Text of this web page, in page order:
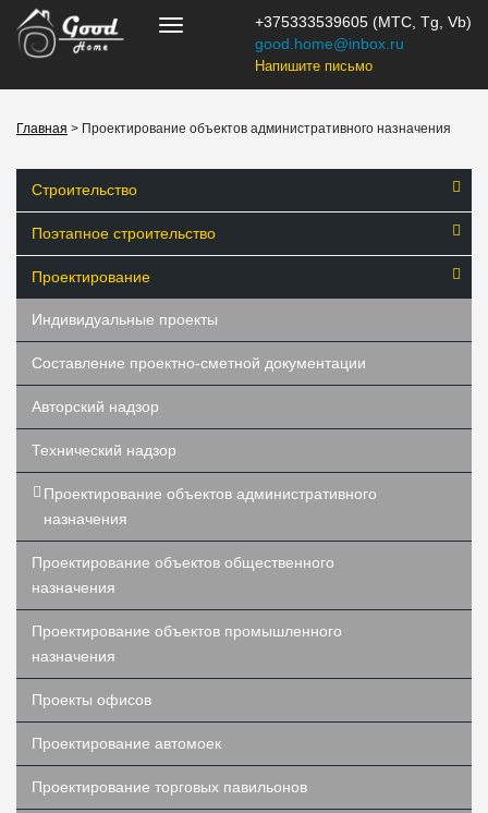
+375333539605 (МТС, Tg, Vb)
good.home@inbox.ru
Напишите письмо
Главная > Проектирование объектов административного назначения
Строительство
Поэтапное строительство
Проектирование
Индивидуальные проекты
Составление проектно-сметной документации
Авторский надзор
Технический надзор
Проектирование объектов административного
назначения
Проектирование объектов общественного
назначения
Проектирование объектов промышленного
назначения
Проекты офисов
Проектирование автомоек
Проектирование торговых павильонов